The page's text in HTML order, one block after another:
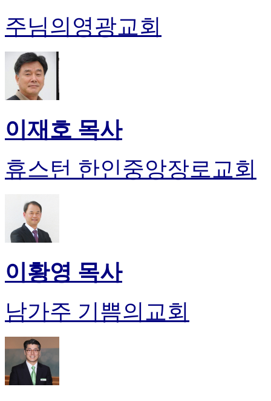
주님의영광교회
이재호 목사
휴스턴 한인중앙장로교회
이황영 목사
남가주 기쁨의교회